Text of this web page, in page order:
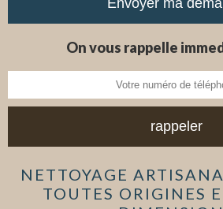
On vous rappelle
NETTOYAGE
TOUTES ORIGINES